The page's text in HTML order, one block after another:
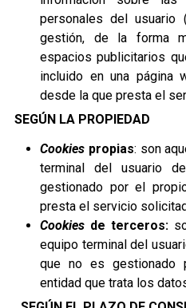
personales del usuario (
gestión, de la forma
espacios publicitarios
incluido en una página
desde la que presta el
SEGÚN LA PROPIEDAD
Cookies propias: son
terminal del usuario
gestionado por el
presta el servicio
Cookies de terceros:
equipo terminal del
que no es gestionado
entidad que trata los